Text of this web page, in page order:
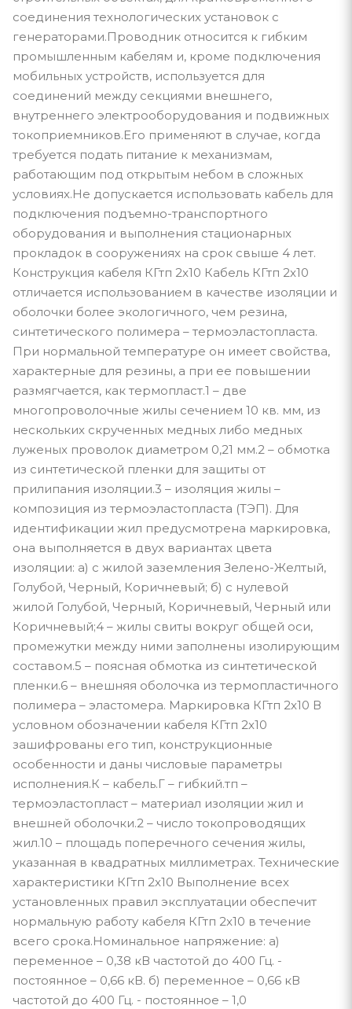
соединения технологических установок с
генераторами.Проводник относится к гибким
промышленным кабелям и, кроме подключения
мобильных устройств, используется для
соединений между секциями внешнего,
внутреннего электрооборудования и подвижных
токоприемников.Его применяют в случае, когда
требуется подать питание к механизмам,
работающим под открытым небом в сложных
условиях.Не допускается использовать кабель для
подключения подъемно-транспортного
оборудования и выполнения стационарных
прокладок в сооружениях на срок свыше 4 лет.
Конструкция кабеля КГтп 2x10 Кабель КГтп 2x10
отличается использованием в качестве изоляции и
оболочки более экологичного, чем резина,
синтетического полимера – термоэластопласта.
При нормальной температуре он имеет свойства,
характерные для резины, а при ее повышении
размягчается, как термопласт.1 – две
многопроволочные жилы сечением 10 кв. мм, из
нескольких скрученных медных либо медных
луженых проволок диаметром 0,21 мм.2 – обмотка
из синтетической пленки для защиты от
прилипания изоляции.3 – изоляция жилы –
композиция из термоэластопласта (ТЭП). Для
идентификации жил предусмотрена маркировка,
она выполняется в двух вариантах цвета
изоляции: а) с жилой заземления Зелено-Желтый,
Голубой, Черный, Коричневый; б) с нулевой
жилой Голубой, Черный, Коричневый, Черный или
Коричневый;4 – жилы свиты вокруг общей оси,
промежутки между ними заполнены изолирующим
составом.5 – поясная обмотка из синтетической
пленки.6 – внешняя оболочка из термопластичного
полимера – эластомера. Маркировка КГтп 2x10 В
условном обозначении кабеля КГтп 2x10
зашифрованы его тип, конструкционные
особенности и даны числовые параметры
исполнения.К – кабель.Г – гибкий.тп –
термоэластопласт – материал изоляции жил и
внешней оболочки.2 – число токопроводящих
жил.10 – площадь поперечного сечения жилы,
указанная в квадратных миллиметрах. Технические
характеристики КГтп 2x10 Выполнение всех
установленных правил эксплуатации обеспечит
нормальную работу кабеля КГтп 2x10 в течение
всего срока.Номинальное напряжение: а)
переменное – 0,38 кВ частотой до 400 Гц. -
постоянное – 0,66 кВ. б) переменное – 0,66 кВ
частотой до 400 Гц. - постоянное – 1,0